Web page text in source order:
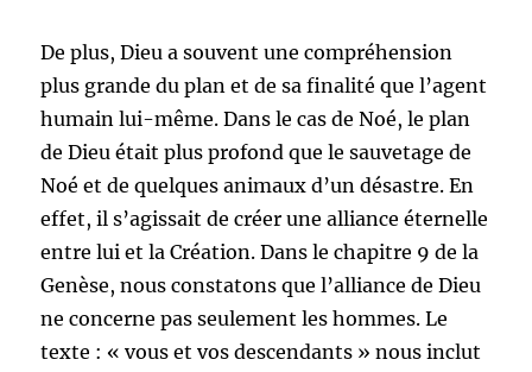
De plus, Dieu a souvent une compréhension
plus grande du plan et de sa finalité que l’agent
humain lui-même. Dans le cas de Noé, le plan
de Dieu était plus profond que le sauvetage de
Noé et de quelques animaux d’un désastre. En
effet, il s’agissait de créer une alliance éternelle
entre lui et la Création. Dans le chapitre 9 de la
Genèse, nous constatons que l’alliance de Dieu
ne concerne pas seulement les hommes. Le
texte : « vous et vos descendants » nous inclut